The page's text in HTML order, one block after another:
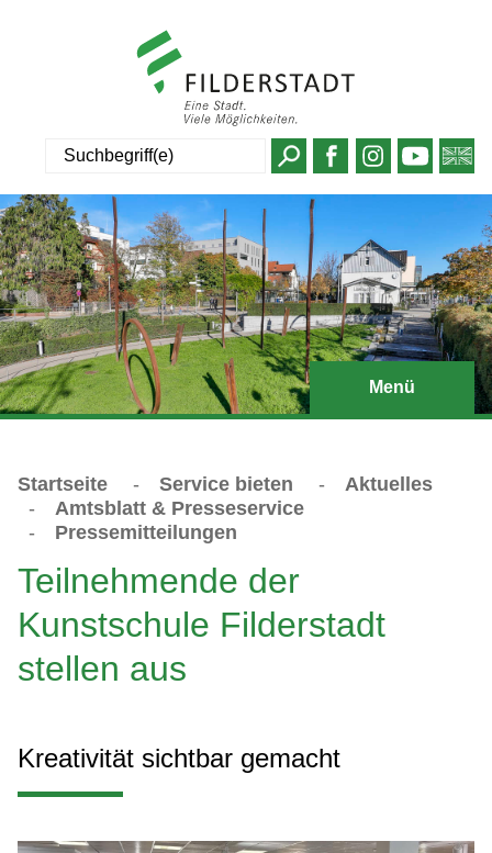
Menü
Startseite - Service bieten -
Aktuelles
-
Amtsblatt & Presseservice
-
Pressemitteilungen
Teilnehmende der
Kunstschule Filderstadt
stellen aus
Kreativität sichtbar gemacht